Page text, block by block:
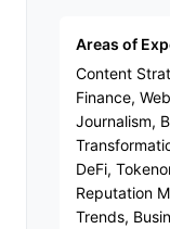
Areas of
Content
Finance,
Journalism,
DeFi,
Reputation
Trends,